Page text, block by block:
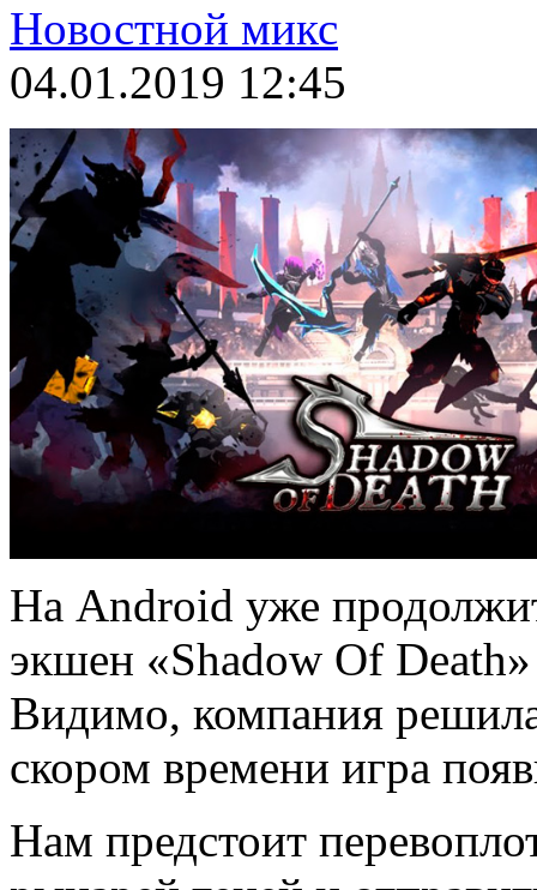
Новостной микс
04.01.2019 12:45
На Android уже
экшен «Shadow Of
Видимо, компания
скором времени игра
Нам предстоит